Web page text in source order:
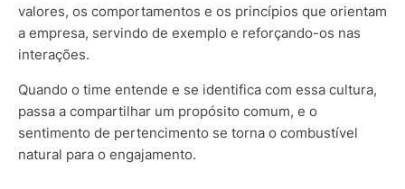
valores, os comportamentos e os princípios que orientam
a empresa, servindo de exemplo e reforçando-os nas
interações.
Quando o time entende e se identifica com essa cultura,
passa a compartilhar um propósito comum, e o
sentimento de pertencimento se torna o combustível
natural para o engajamento.